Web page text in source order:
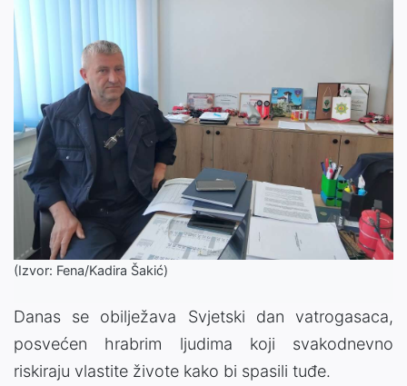
(Izvor: Fena/Kadira Šakić)
Danas se obilježava Svjetski dan vatrogasaca,
posvećen hrabrim ljudima koji svakodnevno
riskiraju vlastite živote kako bi spasili tuđe.